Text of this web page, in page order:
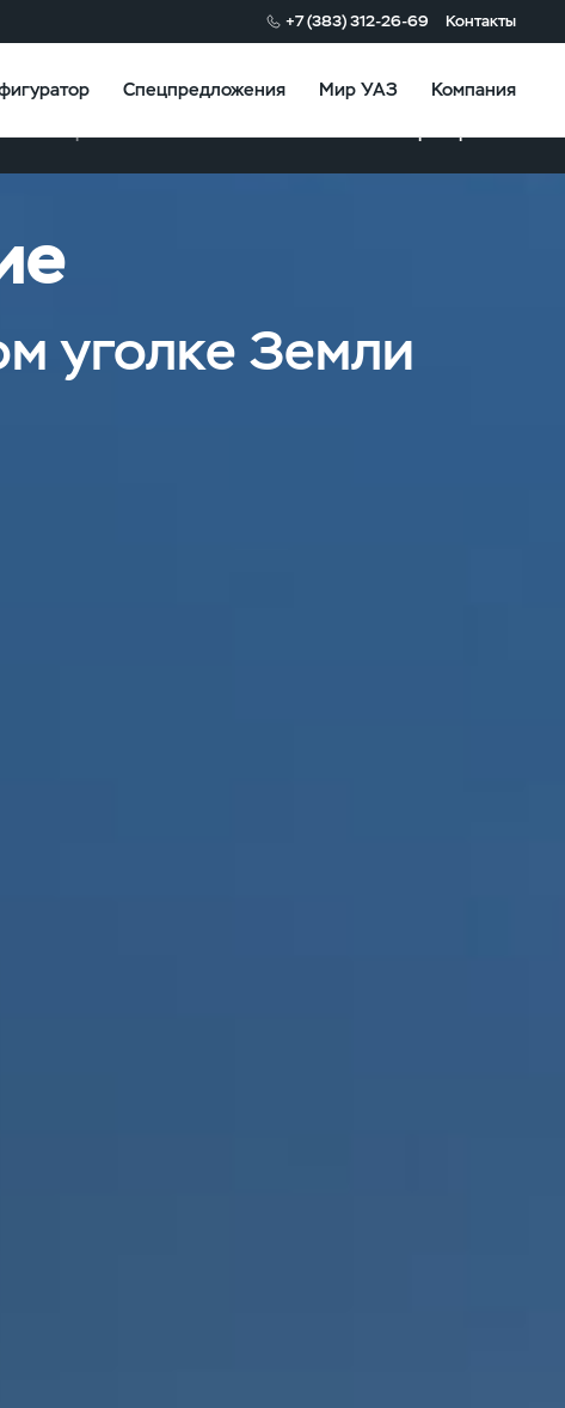
+7 (383) 312-26-69 Контакты
Спецпредложения Мир УАЗ Компания
уголке Земли